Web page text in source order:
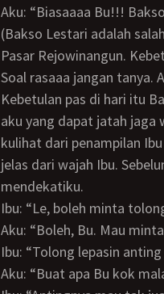
Aku: “Biasaaaa Bu!!!
(Bakso Lestari adalah salah satu bakso terkenal di Magelang, tepatnya di daerah
Pasar Rejowinangun.
Soal rasaaa jangan tanya.
Kebetulan pas di hari itu Bapak belum pulang kerja dan adik masih kuliah, sehingga
aku yang dapat jatah jaga
kulihat dari penampilan
jelas dari wajah Ibu.
mendekatiku.
Ibu: “Le, boleh minta
Aku: “Boleh, Bu. Mau
Ibu: “Tolong lepasin
Aku: “Buat apa Bu kok